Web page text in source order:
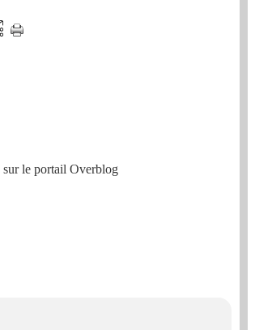
sur le portail Overblog